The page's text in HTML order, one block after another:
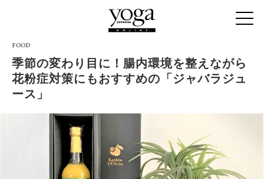
FOOD
季節の変わり目に！腸内環境を整えながら
花粉症対策にもおすすめの「ジャバラジュ
ース」